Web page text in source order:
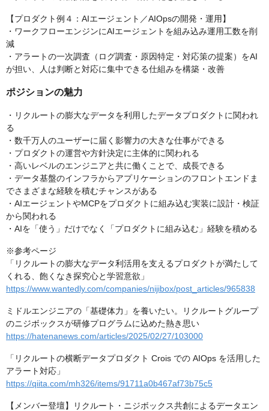
【プロダクト例４：AIエージェント／AIOpsの開発・運用】
・ワークフローエンジンにAIエージェントを組み込み運用工数を削
減
・アラートの一次調査（ログ調査・原因特定・対応策の提案）をAI
が担い、人は判断と対応に集中できる仕組みを構築・改善
ポジションの魅力
・リクルートの膨大なデータを利用したデータプロダクトに関われ
る
・数千万人のユーザーに届く影響力の大きな仕事ができる
・プロダクトの運営や方針決定に主体的に関われる
・高いレベルのエンジニアと共に働くことで、成長できる
・データ基盤のインフラからアプリケーションのフロントエンドま
でさまざまな経験を積むチャンスがある
・AIエージェントやMCPをプロダクトに組み込む実装に設計・検証
から関われる
・AIを「使う」だけでなく「プロダクトに組み込む」経験を積める
※参考ページ
「リクルートの膨大なデータ利活用を支えるプロダクトが満たして
くれる、飽くなき探究心と学習意欲」
https://www.wantedly.com/companies/nijibox/post_articles/965838
ミドルエンジニアの「基礎体力」を養いたい。リクルートグループ
のニジボックスが研修プログラムに込めた熱き思い
https://hatenanews.com/articles/2025/02/27/103000
「リクルートの横断データプロダクト Crois での AIOps を活用した
アラート対応」
https://qiita.com/mh326/items/91711a0b467af73b75c5
【メンバー登壇】リクルート・ニジボックス共創によるデータエン